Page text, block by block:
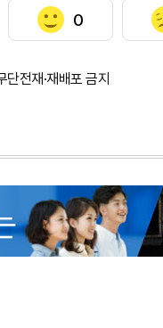
0
전재·재배포 금지